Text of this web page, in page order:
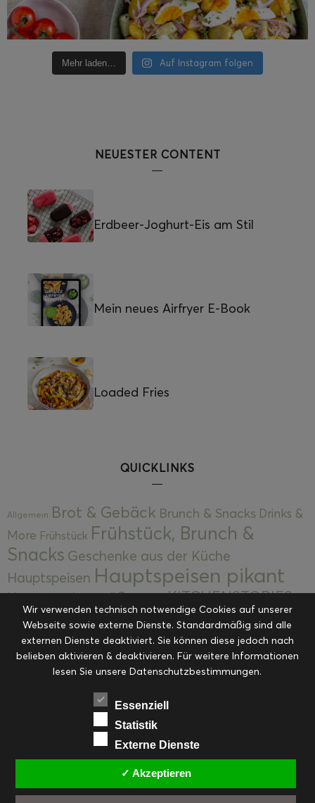
Mehr laden… Auf Instagram folgen
NEUESTER CONTENT
Erdbeer-Joghurt-Eis am Stil
Mein neues Airfryer E-Book
Loaded Fries
QUICKLINKS
Allgemein Brot & Gebäck Brunch & Snacks Drinks &
More Frühstück Frühstück, Brunch &
Snacks Geschenke aus der Küche
Hauptspeisen Hauptspeisen pikant
Hauptspeisen süßKekseKITCHENSTORIES
Kuchen, Torten & Desserts Kuchen und
Desserts Kulinarik Kulinarische Mitbringsel &
Eingemachtes Ohne Kategorie Ostern Resteküche
RezepteSaisonalSliderStartseite
Suppen, Salate & Vorspeisen
Vorspeisen, Salate & Suppen
Weihnachten Workshops & Events
Wir verwenden technisch notwendige Cookies auf unserer
Webseite sowie externe Dienste. Standardmäßig sind alle
externen Dienste deaktiviert. Sie können diese jedoch nach
belieben aktivieren & deaktivieren. Für weitere Informationen
lesen Sie unsere Datenschutzbestimmungen.
Essenziell
Statistik
Externe Dienste
✓ Akzeptieren